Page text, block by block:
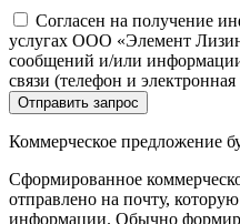
Согласен на получение
услугах ООО «Элемент
сообщений и/или
связи (телефон и электронная
Отправить запрос
Коммерческое предложение
Сформированное
отправлено на почту,
информации. Обычно